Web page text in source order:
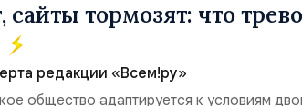
сайты тормозят: что
редакции «Всем!ру»
общество адаптируется к условиям